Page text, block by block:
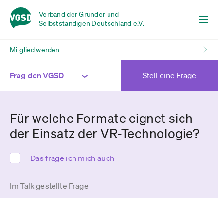
Verband der Gründer und
Selbstständigen Deutschland e.V.
Mitglied werden
Frag den VGSD Stell eine Frage
Für welche Formate eignet sich
der Einsatz der VR-Technologie?
Das frage ich mich auch
Im Talk gestellte Frage